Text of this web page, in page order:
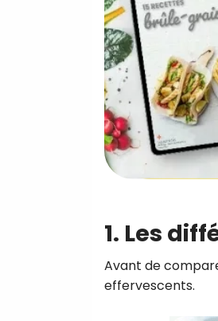
1. Les
Avant de
effervescents.